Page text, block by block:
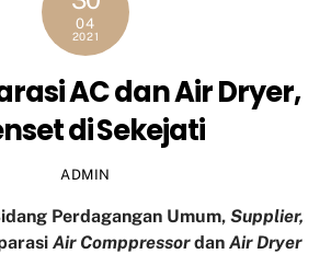
04
2021
AC dan Air Dryer,
di Sekejati
ADMIN
Perdagangan Umum, Supplier,
Air Comppressordan Air Dryer